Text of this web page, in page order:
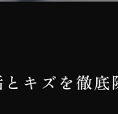
キズを徹